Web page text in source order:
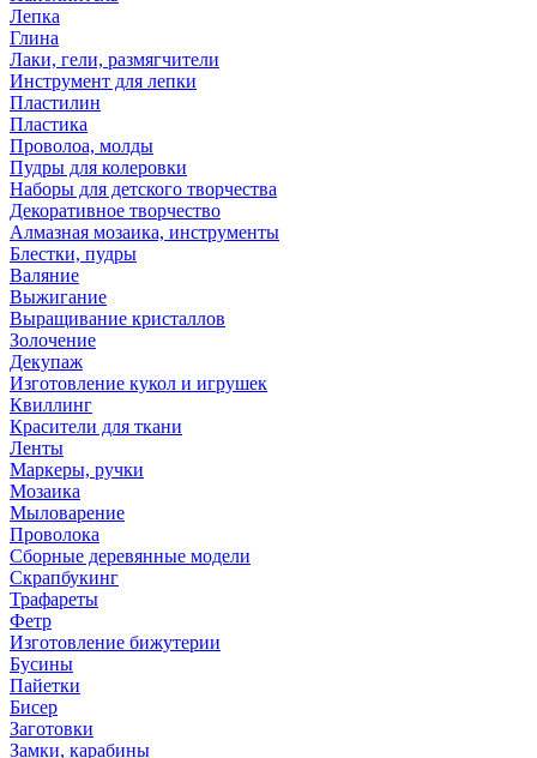
Лепка
Глина
Лаки, гели, размягчители
Инструмент для лепки
Пластилин
Пластика
Проволоа, молды
Пудры для колеровки
Наборы для детского творчества
Декоративное творчество
Алмазная мозаика, инструменты
Блестки, пудры
Валяние
Выжигание
Выращивание кристаллов
Золочение
Декупаж
Изготовление кукол и игрушек
Квиллинг
Красители для ткани
Ленты
Маркеры, ручки
Мозаика
Мыловарение
Проволока
Сборные деревянные модели
Скрапбукинг
Трафареты
Фетр
Изготовление бижутерии
Бусины
Пайетки
Бисер
Заготовки
Замки, карабины